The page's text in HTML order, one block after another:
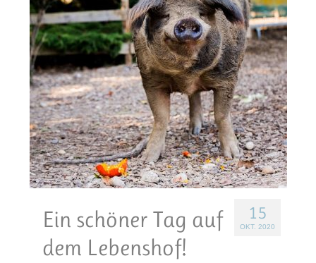
15
OKT. 2020
Ein schöner Tag auf
dem Lebenshof!